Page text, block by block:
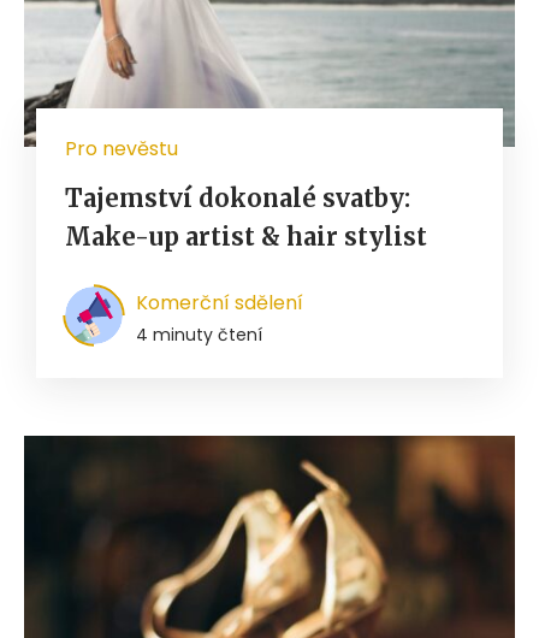
Pro nevěstu
Tajemství dokonalé svatby:
Make-up artist & hair stylist
Komerční sdělení
4 minuty čtení